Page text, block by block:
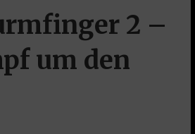
2 –
um den